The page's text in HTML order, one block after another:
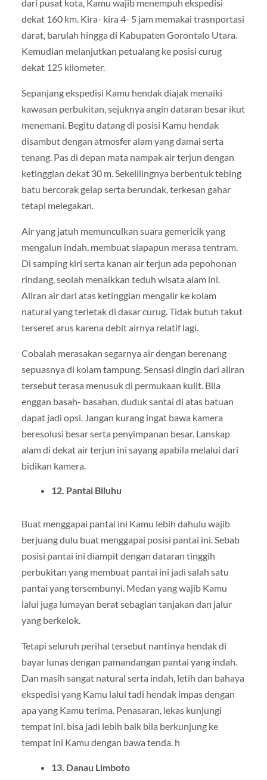
dari pusat kota, Kamu wajib menempuh ekspedisi
dekat 160 km. Kira- kira 4- 5 jam memakai trasnportasi
darat, barulah hingga di Kabupaten Gorontalo Utara.
Kemudian melanjutkan petualang ke posisi curug
dekat 125 kilometer.
Sepanjang ekspedisi Kamu hendak diajak menaiki
kawasan perbukitan, sejuknya angin dataran besar ikut
menemani. Begitu datang di posisi Kamu hendak
disambut dengan atmosfer alam yang damai serta
tenang. Pas di depan mata nampak air terjun dengan
ketinggian dekat 30 m. Sekelilingnya berbentuk tebing
batu bercorak gelap serta berundak, terkesan gahar
tetapi melegakan.
Air yang jatuh memunculkan suara gemericik yang
mengalun indah, membuat siapapun merasa tentram.
Di samping kiri serta kanan air terjun ada pepohonan
rindang, seolah menaikkan teduh wisata alam ini.
Aliran air dari atas ketinggian mengalir ke kolam
natural yang terletak di dasar curug. Tidak butuh takut
terseret arus karena debit airnya relatif lagi.
Cobalah merasakan segarnya air dengan berenang
sepuasnya di kolam tampung. Sensasi dingin dari aliran
tersebut terasa menusuk di permukaan kulit. Bila
enggan basah- basahan, duduk santai di atas batuan
dapat jadi opsi. Jangan kurang ingat bawa kamera
beresolusi besar serta penyimpanan besar. Lanskap
alam di dekat air terjun ini sayang apabila melalui dari
bidikan kamera.
12. Pantai Biluhu
Buat menggapai pantai ini Kamu lebih dahulu wajib
berjuang dulu buat menggapai posisi pantai ini. Sebab
posisi pantai ini diampit dengan dataran tinggih
perbukitan yang membuat pantai ini jadi salah satu
pantai yang tersembunyi. Medan yang wajib Kamu
lalui juga lumayan berat sebagian tanjakan dan jalur
yang berkelok.
Tetapi seluruh perihal tersebut nantinya hendak di
bayar lunas dengan pamandangan pantai yang indah.
Dan masih sangat natural serta indah, letih dan bahaya
ekspedisi yang Kamu lalui tadi hendak impas dengan
apa yang Kamu terima. Penasaran, lekas kunjungi
tempat ini, bisa jadi lebih baik bila berkunjung ke
tempat ini Kamu dengan bawa tenda. h
13. Danau Limboto